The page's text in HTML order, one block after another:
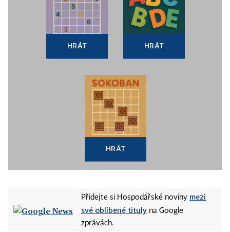
HRÁT HRÁT
HRÁT
Přidejte si Hospodářské noviny mezi
své oblíbené tituly na Google
zprávách.